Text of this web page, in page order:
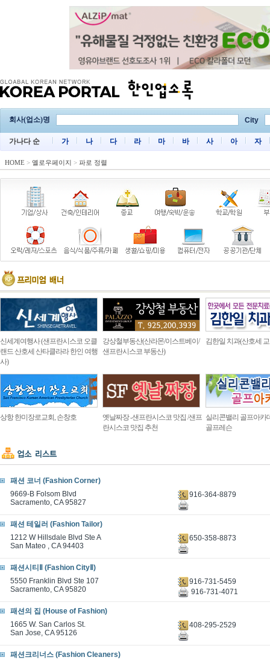
회사(업소)명 City
가나다 순 가 나 다 라 마 바 사 아 자
HOME > 옐로우페이지 > 파로 정렬
신세계여행사 (샌프란시스코 오클
랜드 산호세 산타클라라 한인 여행
사)
강상철부동산(산라몬/이스트베이/
샌프란시스코 부동산)
김한일 치과(산호세
상항 한미장로교회, 손창호
옛날짜장 -샌프란시스코 맛집 /샌프
란시스코 맛집 추천
실리콘밸리 골프아카
골프레슨
패션 코너 (Fashion Corner)
9669-B Folsom Blvd
Sacramento, CA 95827
916-364-8879
패션 테일러 (Fashion Tailor)
1212 W Hillsdale Blvd Ste A
San Mateo , CA 94403
650-358-8873
패션시티Ⅱ (Fashion CityⅡ)
5550 Franklin Blvd Ste 107
Sacramento, CA 95820
916-731-5459
916-731-4071
패션의 집 (House of Fashion)
1665 W. San Carlos St.
San Jose, CA 95126
408-295-2529
패션크리너스 (Fashion Cleaners)